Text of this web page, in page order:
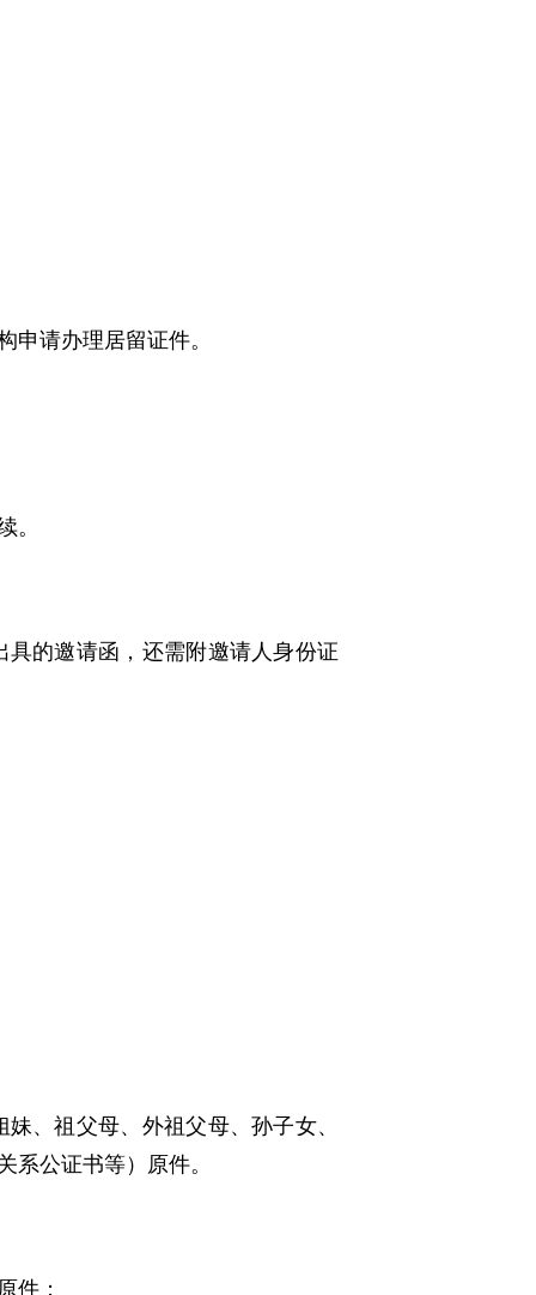
申请办理居留证件。
。
具的邀请函，还需附邀请人身份证
、祖父母、外祖父母、孙子女、
系公证书等）原件。
件；